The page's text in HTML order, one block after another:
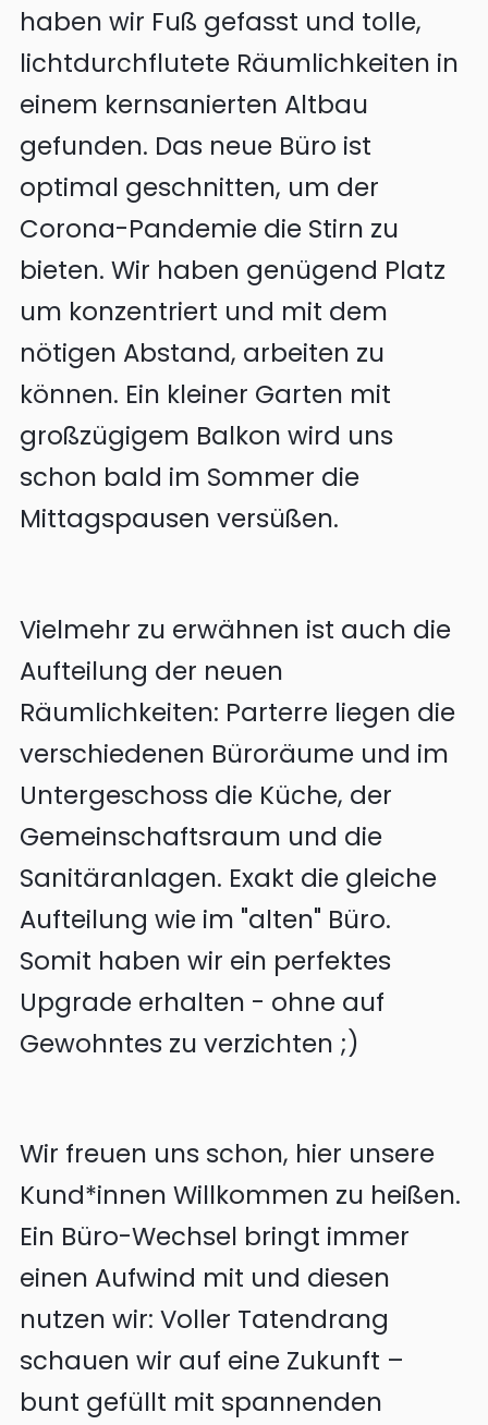
haben wir Fuß gefasst und tolle,
lichtdurchflutete Räumlichkeiten in
einem kernsanierten Altbau
gefunden. Das neue Büro ist
optimal geschnitten, um der
Corona-Pandemie die Stirn zu
bieten. Wir haben genügend Platz
um konzentriert und mit dem
nötigen Abstand, arbeiten zu
können. Ein kleiner Garten mit
großzügigem Balkon wird uns
schon bald im Sommer die
Mittagspausen versüßen.
Vielmehr zu erwähnen ist auch die
Aufteilung der neuen
Räumlichkeiten: Parterre liegen die
verschiedenen Büroräume und im
Untergeschoss die Küche, der
Gemeinschaftsraum und die
Sanitäranlagen. Exakt die gleiche
Aufteilung wie im "alten" Büro.
Somit haben wir ein perfektes
Upgrade erhalten - ohne auf
Gewohntes zu verzichten ;)
Wir freuen uns schon, hier unsere
Kund*innen Willkommen zu heißen.
Ein Büro-Wechsel bringt immer
einen Aufwind mit und diesen
nutzen wir: Voller Tatendrang
schauen wir auf eine Zukunft –
bunt gefüllt mit spannenden